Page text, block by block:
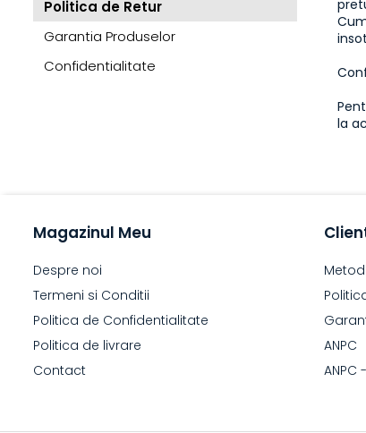
la
Politica de Retur
Garantia Produselor
Confidentialitate
Magazinul Meu
Despre noi
Termeni si Conditii
Politica de Confidentialitate
Politica de livrare
Contact
ANPC
ANPC